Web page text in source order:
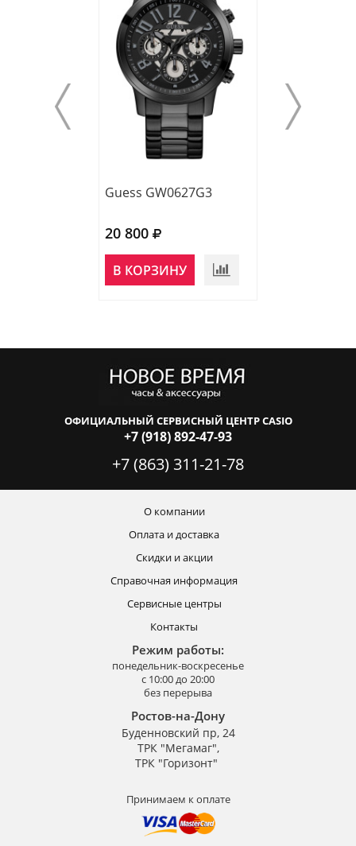
Guess GW0627G3
20 800
В КОРЗИНУ
ОФИЦИАЛЬНЫЙ СЕРВИСНЫЙ ЦЕНТР CASIO
+7 (918) 892-47-93
+7 (863) 311-21-78
О компании
Оплата и доставка
Скидки и акции
Справочная информация
Сервисные центры
Контакты
Режим работы:
понедельник-воскресенье
с 10:00 до 20:00
без перерыва
Ростов-на-Дону
Буденновский пр, 24
ТРК "Мегамаг",
ТРК "Горизонт"
Принимаем к оплате